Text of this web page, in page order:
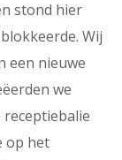
stond hier
Wij
een nieuwe
we
op het